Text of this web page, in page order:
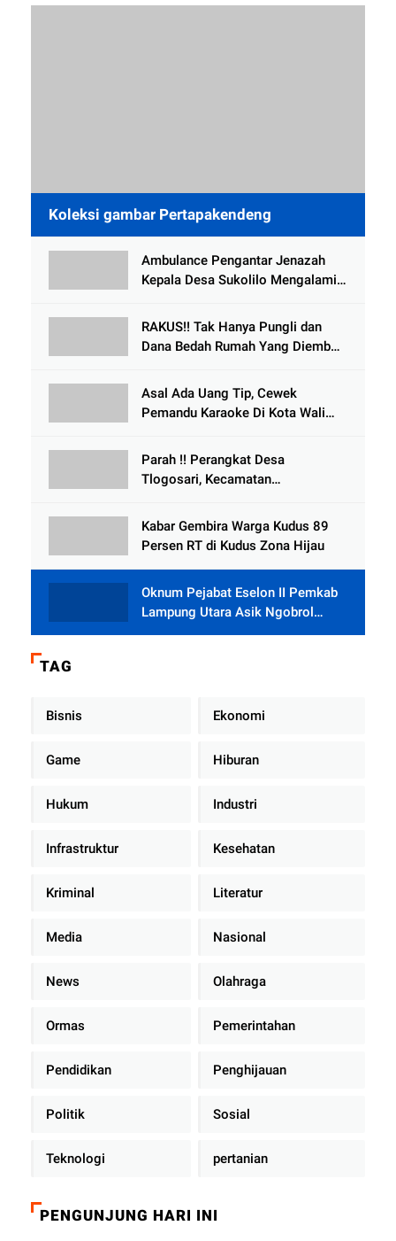
Koleksi gambar Pertapakendeng
Ambulance Pengantar Jenazah
Kepala Desa Sukolilo Mengalami
Meninggal Dunia
RAKUS!! Tak Hanya Pungli dan
Dana Bedah Rumah Yang Diembat,
Tlogowungu, di Duga
Selewengkan Bantuan Mushola
Asal Ada Uang Tip, Cewek
Pemandu Karaoke Di Kota Wali
Parah !! Perangkat Desa
Tlogosari, Kecamatan
Rumah dari BAZNAS
Kabar Gembira Warga Kudus 89
Persen RT di Kudus Zona Hijau
Oknum Pejabat Eselon II Pemkab
Lampung Utara Asik Ngobrol
Dengan Teman Kencan Wanitanya
TAG
Bisnis Ekonomi
Game Hiburan
Hukum Industri
Infrastruktur Kesehatan
Kriminal Literatur
Media Nasional
News Olahraga
Ormas Pemerintahan
Pendidikan Penghijauan
Politik Sosial
Teknologi pertanian
PENGUNJUNG HARI INI